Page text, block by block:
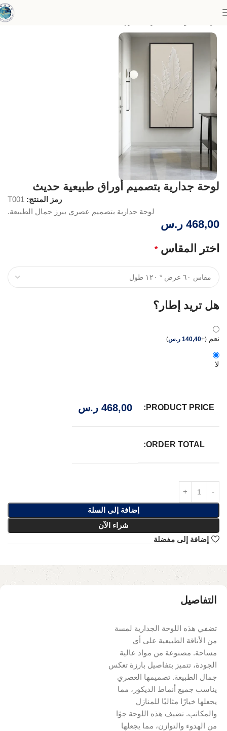
لوحة جدارية بتصميم أوراق طبيعية حديث
رمز المنتج: T001
لوحة جدارية بتصميم عصري يبرز جمال الطبيعة.
468,00 ر.س
اختر المقاس *
هل تريد إطار؟
نعم (
+
140,40 ر.س)
لا
PRODUCT PRICE:
468,00 ر.س
ORDER TOTAL:
إضافة إلى السلة
شراء الآن
إضافة إلى مفضلة
التفاصيل
تضفي هذه اللوحة الجدارية لمسة
من الأناقة الطبيعية على أي
مساحة. مصنوعة من مواد عالية
الجودة، تتميز بتفاصيل بارزة تعكس
جمال الطبيعة. تصميمها العصري
يناسب جميع أنماط الديكور، مما
يجعلها خيارًا مثاليًا للمنازل
والمكاتب. تضيف هذه اللوحة جوًا
من الهدوء والتوازن، مما يجعلها